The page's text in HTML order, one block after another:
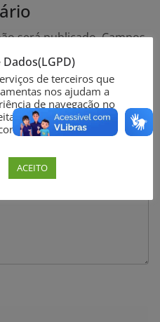
será publicado.Campos
com*
de terceiros que
nos ajudam a
de navegação no
ou continuar a
com o uso de
ACEITO